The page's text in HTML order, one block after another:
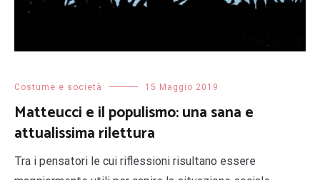
Costume e società 15 Maggio 2019
Matteucci e il populismo: una sana e
attualissima rilettura
Tra i pensatori le cui riflessioni risultano essere